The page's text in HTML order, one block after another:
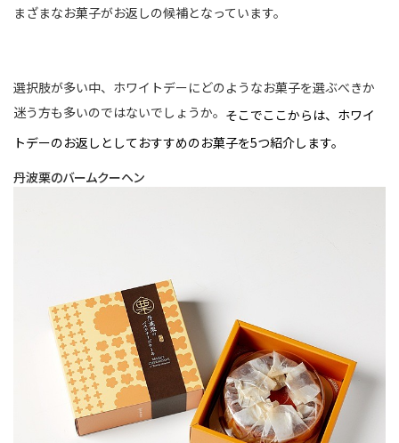
まざまなお菓子がお返しの候補となっています。
選択肢が多い中、ホワイトデーにどのようなお菓子を選ぶべきか
迷う方も多いのではないでしょうか。 そこでここからは、ホワイ
トデーのお返しとしておすすめのお菓子を5つ紹介します。
丹波栗のバームクーヘン